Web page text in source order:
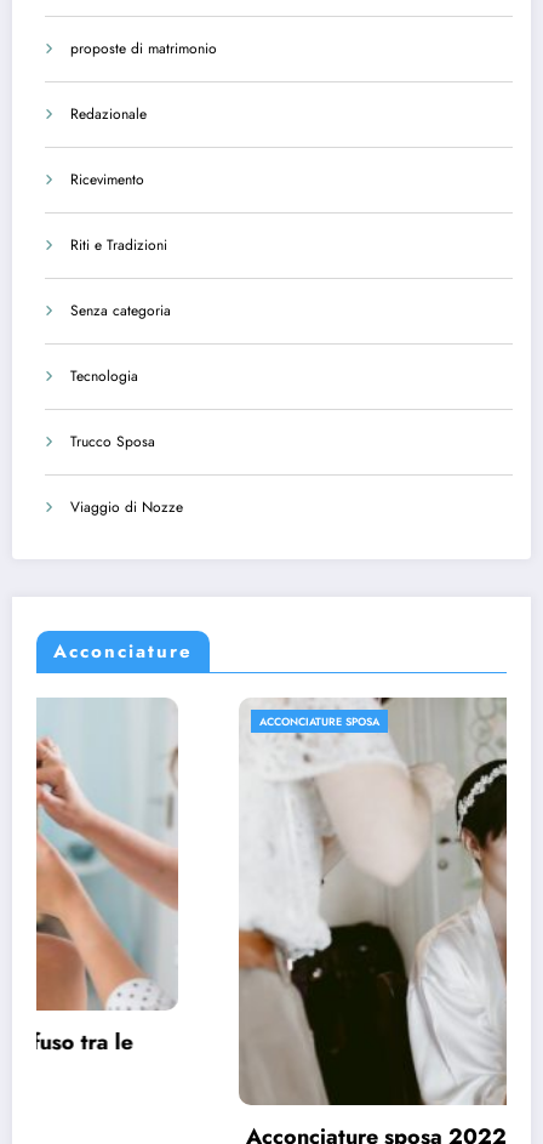
proposte di matrimonio
Redazionale
Ricevimento
Riti e Tradizioni
Senza categoria
Tecnologia
Trucco Sposa
Viaggio di Nozze
Acconciature
Acconciature sposa 2022, spazio ai capelli